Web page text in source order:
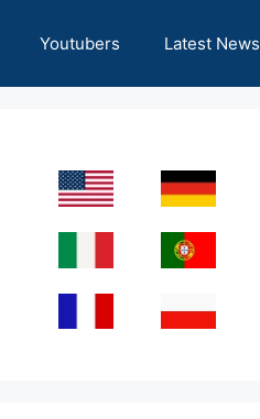
Youtubers Latest News